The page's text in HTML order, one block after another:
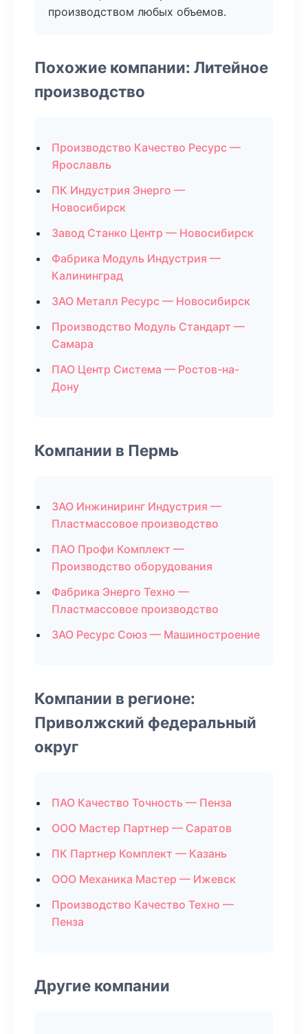
производством любых объемов.
Похожие компании: Литейное
производство
Производство Качество Ресурс —
Ярославль
ПК Индустрия Энерго —
Новосибирск
Завод Станко Центр — Новосибирск
Фабрика Модуль Индустрия —
Калининград
ЗАО Металл Ресурс — Новосибирск
Производство Модуль Стандарт —
Самара
ПАО Центр Система — Ростов-на-
Дону
Компании в Пермь
ЗАО Инжиниринг Индустрия —
Пластмассовое производство
ПАО Профи Комплект —
Производство оборудования
Фабрика Энерго Техно —
Пластмассовое производство
ЗАО Ресурс Союз — Машиностроение
Компании в регионе:
Приволжский федеральный
округ
ПАО Качество Точность — Пенза
ООО Мастер Партнер — Саратов
ПК Партнер Комплект — Казань
ООО Механика Мастер — Ижевск
Производство Качество Техно —
Пенза
Другие компании